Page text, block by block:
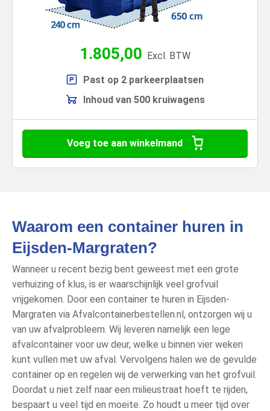
1.805,00 Excl. BTW
Past op 2 parkeerplaatsen
Inhoud van 500 kruiwagens
Voeg toe aan winkelmand
Waarom een container huren in
Eijsden-Margraten?
Wanneer u recent bezig bent geweest met een grote
verhuizing of klus, is er waarschijnlijk veel grofvuil
vrijgekomen. Door een container te huren in Eijsden-
Margraten via Afvalcontainerbestellen.nl, ontzorgen wij u
van uw afvalprobleem. Wij leveren namelijk een lege
afvalcontainer voor uw deur, welke u binnen vier weken
kunt vullen met uw afval. Vervolgens halen we de gevulde
container op en regelen wij de verwerking van het grofvuil.
Doordat u niet zelf naar een milieustraat hoeft te rijden,
bespaart u veel tijd en moeite. Zo houdt u meer tijd over